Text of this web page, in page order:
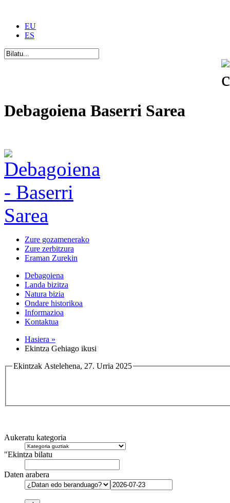
EU
ES
Debagoiena Baserri Sarea
Zure gozamenerako
Zure zerbitzura
Eraman Zurekin
Debagoiena
Landa bizitza
Natura bizia
Ondare historikoa
Informazioa
Kontaktua
Hasiera »
Ekintza Gehiago ikusi
Ekintzak Astelehena, 27. Urria 2025
Aukeratu kategoria
"Ekintza bilatu
Daten arabera